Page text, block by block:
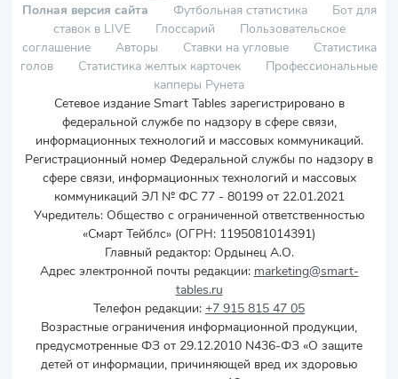
Полная версия сайта Футбольная статистика
Бот для
ставок в LIVE
Глоссарий
Пользовательское
соглашение
Авторы Ставки на угловые
Статистика
голов
Статистика желтых карточек
Профессиональные
капперы Рунета
Сетевое издание Smart Tables зарегистрировано в
федеральной службе по надзору в сфере связи,
информационных технологий и массовых коммуникаций.
Регистрационный номер Федеральной службы по надзору в
сфере связи, информационных технологий и массовых
коммуникаций ЭЛ № ФС 77 - 80199 от 22.01.2021
Учредитель: Общество с ограниченной ответственностью
«Смарт Тейблс» (ОГРН: 1195081014391)
Главный редактор: Ордынец А.О.
Адрес электронной почты редакции: marketing@smart-
tables.ru
Телефон редакции: +7 915 815 47 05
Возрастные ограничения информационной продукции,
предусмотренные ФЗ от 29.12.2010 N436-ФЗ «О защите
детей от информации, причиняющей вред их здоровью